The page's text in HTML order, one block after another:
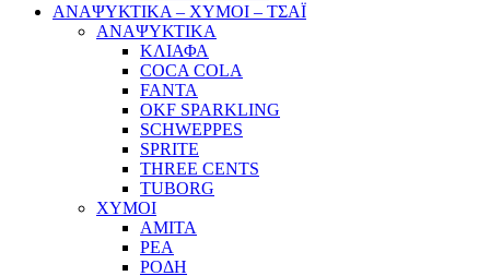
ΑΝΑΨΥΚΤΙΚΑ – ΧΥΜΟΙ – ΤΣΑΪ
ΑΝΑΨΥΚΤΙΚΑ
ΚΛΙΑΦΑ
COCA COLA
FANTA
OKF SPARKLING
SCHWEPPES
SPRITE
THREE CENTS
TUBORG
ΧΥΜΟΙ
ΑΜΙΤΑ
ΡΕΑ
ΡΟΔΗ